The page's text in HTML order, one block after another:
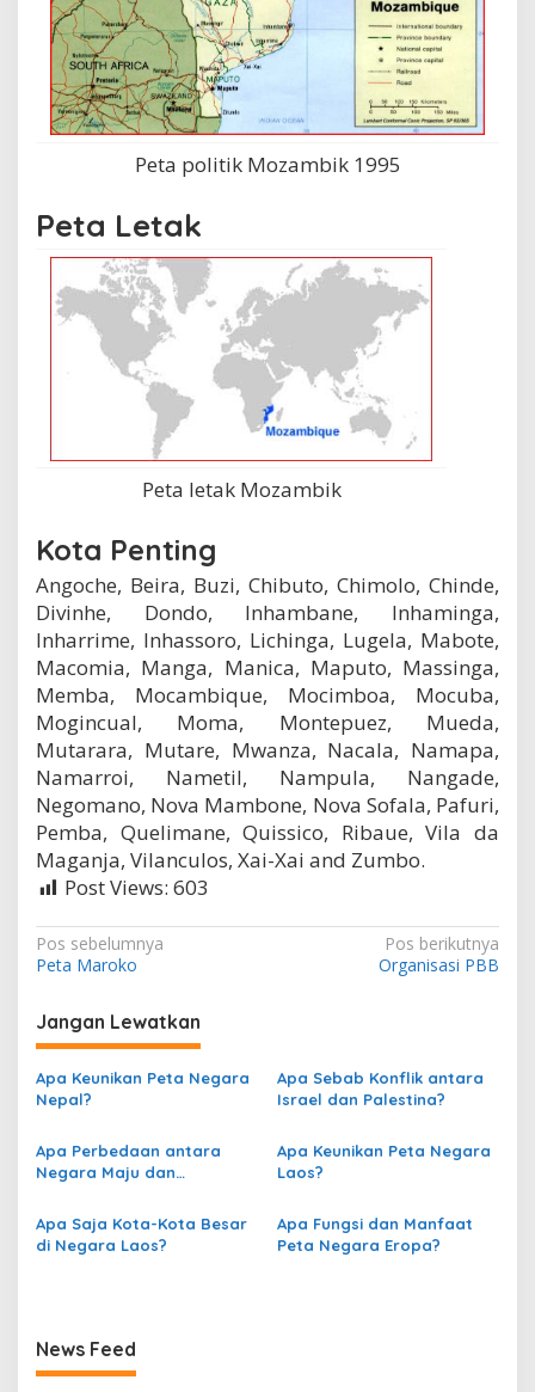
Peta politik Mozambik 1995
Peta Letak
Peta letak Mozambik
Kota Penting
Angoche, Beira, Buzi, Chibuto, Chimolo, Chinde,
Divinhe, Dondo, Inhambane, Inhaminga,
Inharrime, Inhassoro, Lichinga, Lugela, Mabote,
Macomia, Manga, Manica, Maputo, Massinga,
Memba, Mocambique, Mocimboa, Mocuba,
Mogincual, Moma, Montepuez, Mueda,
Mutarara, Mutare, Mwanza, Nacala, Namapa,
Namarroi, Nametil, Nampula, Nangade,
Negomano, Nova Mambone, Nova Sofala, Pafuri,
Pemba, Quelimane, Quissico, Ribaue, Vila da
Maganja, Vilanculos, Xai-Xai and Zumbo.
Post Views: 603
N
a
v
i
g
a
s
i
p
o
Pos sebelumnya
Peta Maroko
Pos berikutnya
Organisasi PBB
Jangan Lewatkan
Apa Keunikan Peta Negara
Nepal?
Apa Sebab Konflik antara
Israel dan Palestina?
Apa Perbedaan antara
Negara Maju dan
Peta?
Apa Keunikan Peta Negara
Laos?
Apa Saja Kota-Kota Besar
di Negara Laos?
Apa Fungsi dan Manfaat
Peta Negara Eropa?
News Feed